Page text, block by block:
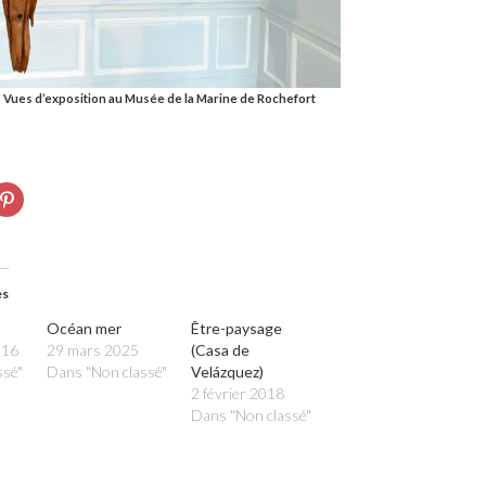
Vues d’exposition au Musée de la Marine de Rochefort
Cliquez
pour
Océan mer
29 mars 2025
Dans "Non classé"
Être-paysage
(Casa de
Velázquez)
2 février 2018
Dans "Non classé"